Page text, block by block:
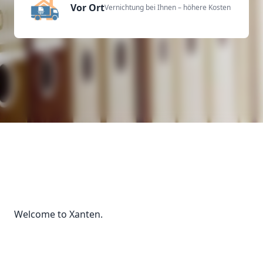
Vor OrtVernichtung bei Ihnen – höhere Kosten
Welcome to Xanten.